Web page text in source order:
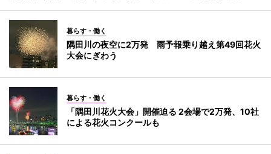
暮らす・働く
隅田川の夜空に2万発 雨予報乗り越え第49回花火
大会にぎわう
暮らす・働く
「隅田川花火大会」開催迫る 2会場で2万発、10社
による花火コンクールも